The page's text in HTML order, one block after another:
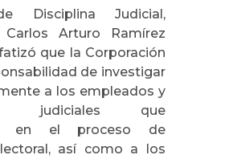
Disciplina Judicial,
Carlos Arturo Ramírez
que la Corporación
de investigar
a los empleados y
judiciales que
en el proceso de
así como a los